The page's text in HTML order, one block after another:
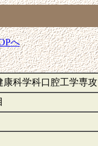
へ
康科学科口腔工学専攻